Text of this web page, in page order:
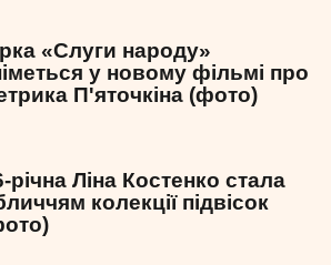
«Слуги народу»
у новому фільмі про
П'яточкіна (фото)
річна Ліна Костенко стала
колекції підвісок